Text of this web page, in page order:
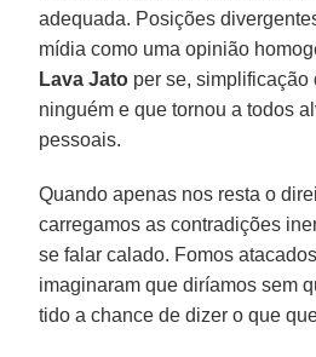
adequada. Posições
mídia como uma opinião
Lava Jato per se, simplificação
ninguém e que tornou a todos
pessoais.
Quando apenas nos resta o
carregamos as contradições
se falar calado. Fomos
imaginaram que diríamos sem
tido a chance de dizer o que